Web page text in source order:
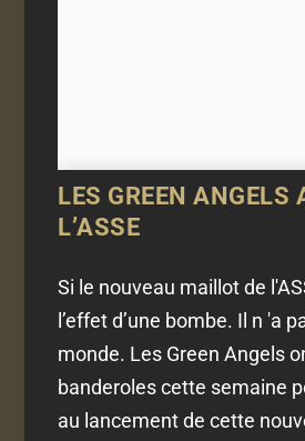
LES GREEN ANGELS
L’ASSE
Si le nouveau maillot de
l’effet d’une bombe. Il n 'a
monde. Les Green Angels
banderoles cette semaine
au lancement de cette